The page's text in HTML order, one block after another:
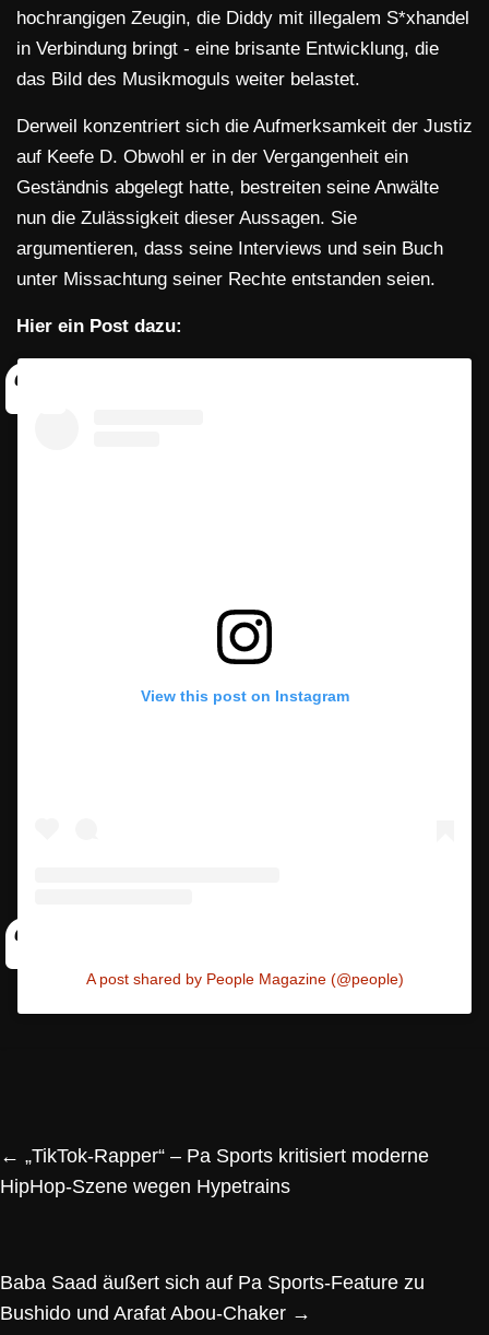
hochrangigen Zeugin, die Diddy mit illegalem S*xhandel
in Verbindung bringt - eine brisante Entwicklung, die
das Bild des Musikmoguls weiter belastet.
Derweil konzentriert sich die Aufmerksamkeit der Justiz
auf Keefe D. Obwohl er in der Vergangenheit ein
Geständnis abgelegt hatte, bestreiten seine Anwälte
nun die Zulässigkeit dieser Aussagen. Sie
argumentieren, dass seine Interviews und sein Buch
unter Missachtung seiner Rechte entstanden seien.
Hier ein Post dazu:
View this post on Instagram
A post shared by People Magazine (@people)
← „TikTok-Rapper“ – Pa Sports kritisiert moderne
HipHop-Szene wegen Hypetrains
Baba Saad äußert sich auf Pa Sports-Feature zu
Bushido und Arafat Abou-Chaker →